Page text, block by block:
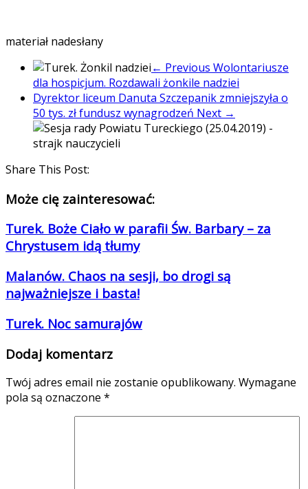
materiał nadesłany
← Previous Wolontariusze
dla hospicjum. Rozdawali żonkile nadziei
Dyrektor liceum Danuta Szczepanik zmniejszyła o
50 tys. zł fundusz wynagrodzeń Next →
Share This Post:
Może cię zainteresować:
Turek. Boże Ciało w parafii Św. Barbary – za
Chrystusem idą tłumy
Malanów. Chaos na sesji, bo drogi są
najważniejsze i basta!
Turek. Noc samurajów
Dodaj komentarz
Twój adres email nie zostanie opublikowany. Wymagane
pola są oznaczone *